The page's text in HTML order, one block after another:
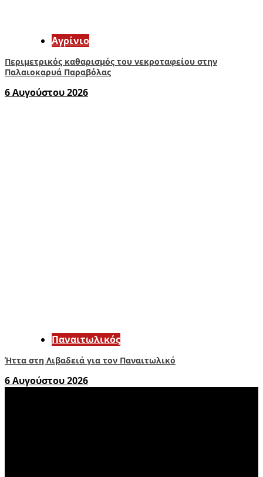
Aγρίνιο
Περιμετρικός καθαρισμός του νεκροταφείου στην
Παλαιοκαρυά Παραβόλας
6 Αυγούστου 2026
Παναιτωλικός
Ήττα στη Λιβαδειά για τον Παναιτωλικό
6 Αυγούστου 2026